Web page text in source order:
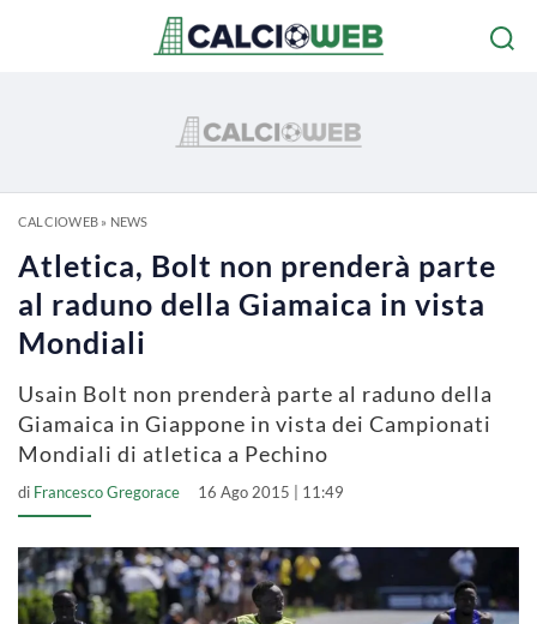
CALCIOWEB» NEWS
Atletica, Bolt non prenderà parte
al raduno della Giamaica in vista
Mondiali
Usain Bolt non prenderà parte al raduno della
Giamaica in Giappone in vista dei Campionati
Mondiali di atletica a Pechino
di Francesco Gregorace 16 Ago 2015 | 11:49